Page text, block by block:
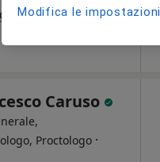
120 €
Caruso
Proctologo ·
Modifica le impostazioni